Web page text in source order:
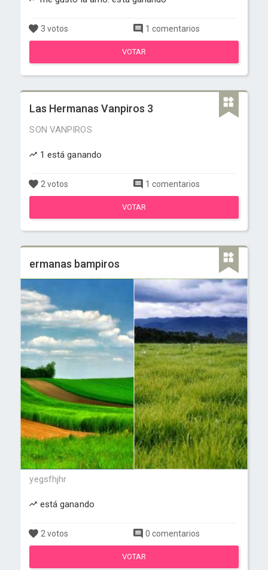
3 votos 1 comentarios
VOTAR
Las Hermanas Vanpiros 3
SON VANPIROS
1 está ganando
2 votos 1 comentarios
VOTAR
ermanas bampiros
yegsfhjhr
está ganando
2 votos 0 comentarios
VOTAR